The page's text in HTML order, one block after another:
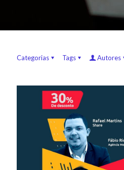
Categorias Tags Autores